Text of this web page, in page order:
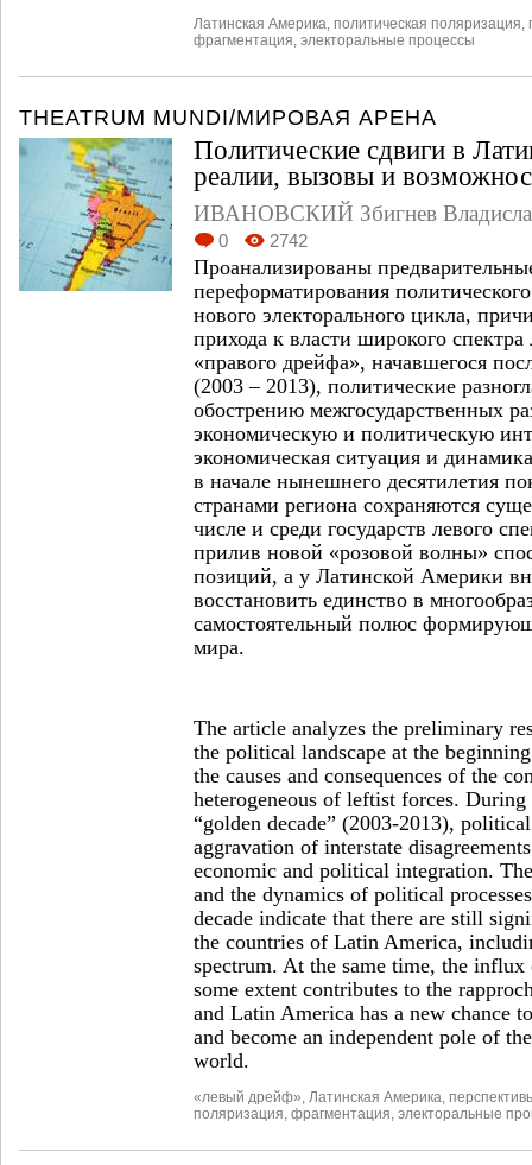
Латинская Америка политическая поляризация
фрагментация электоральные процессы
THEATRUM MUNDI/МИРОВАЯ АРЕНА
Политические сдвиги в
реалии, вызовы и
ИВАНОВСКИЙ Збигнев
0 2742
Проанализированы
переформатирования
нового электорального цикла,
прихода к власти широкого
«правого дрейфа», начавшегося
(2003 – 2013), политические
обострению межгосударственных
экономическую и политическую
экономическая ситуация и
в начале нынешнего десятилетия
странами региона сохраняются
числе и среди государств левого
прилив новой «розовой волны»
позиций, а у Латинской Америки
восстановить единство в
самостоятельный полюс
мира.
The article analyzes the preliminary
the political landscape at the
the causes and consequences of the
heterogeneous of leftist forces.
“golden decade” (2003-2013),
aggravation of interstate
economic and political integration.
and the dynamics of political
decade indicate that there are still
the countries of Latin America,
spectrum. At the same time, the
some extent contributes to the
and Latin America has a new chance
and become an independent pole of
world.
«левый дрейф» Латинская Америка
поляризация фрагментация электоральные